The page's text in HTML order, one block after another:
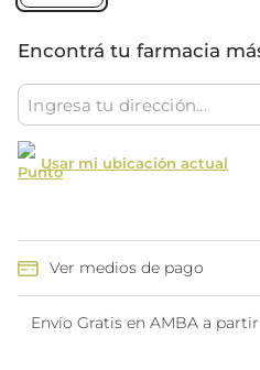
Encontrá tu farmacia
Usar mi ubicación actual
Ver medios de pago
Envío Gratis en AMBA a